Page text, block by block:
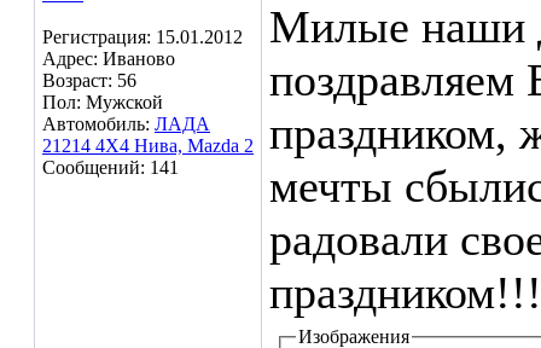
Регистрация: 15.01.2012
Адрес: Иваново
Возраст: 56
Пол: Мужской
Автомобиль: ЛАДА
21214 4Х4 Нива, Mazda 2
Сообщений: 141
Милые наши
поздравляем
праздником,
мечты
радовали
праздником!!!
Изображения